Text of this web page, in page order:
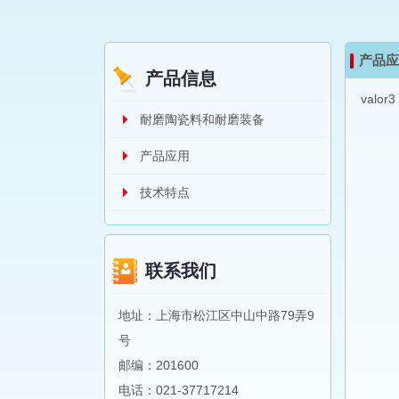
产品信息
耐磨陶瓷料和耐磨装备
产品应用
技术特点
联系我们
地址：上海市松江区中山中路79弄9
号
邮编：201600
电话：021-37717214
产品
valor3